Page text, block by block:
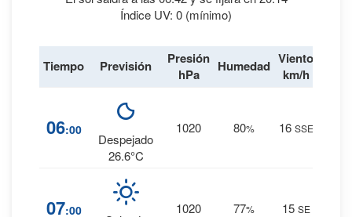
Índice UV: 0 (mínimo)
Tiempo Previsión
Presión
hPa
Humedad Viento
km/h
06:00
Despejado
26.6°C
1020 80% 16 SSE
07:00 1020 77% 15 SE